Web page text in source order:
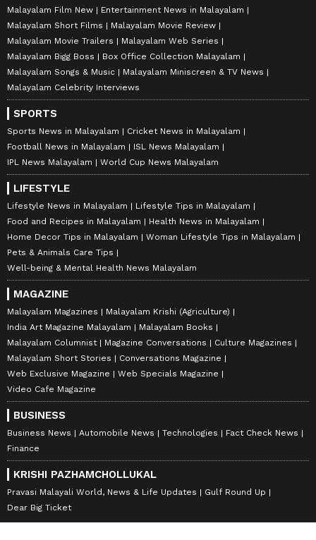
Malayalam Film New
Entertainment News in Malayalam
Malayalam Short Films
Malayalam Movie Review
Malayalam Movie Trailers
Malayalam Web Series
Malayalam Bigg Boss
Box Office Collection Malayalam
Malayalam Songs & Music
Malayalam Miniscreen & TV News
Malayalam Celebrity Interviews
SPORTS
Sports News in Malayalam
Cricket News in Malayalam
Football News in Malayalam
ISL News Malayalam
IPL News Malayalam
World Cup News Malayalam
LIFESTYLE
Lifestyle News in Malayalam
Lifestyle Tips in Malayalam
Food and Recipes in Malayalam
Health News in Malayalam
Home Decor Tips in Malayalam
Woman Lifestyle Tips in Malayalam
Pets & Animals Care Tips
Well-being & Mental Health News Malayalam
MAGAZINE
Malayalam Magazines
Malayalam Krishi (Agriculture)
India Art Magazine Malayalam
Malayalam Books
Malayalam Columnist
Magazine Conversations
Culture Magazines
Malayalam Short Stories
Conversations Magazine
Web Exclusive Magazine
Web Specials Magazine
Video Cafe Magazine
BUSINESS
Business News Automobile News Technologies
Fact Check News
Finance
KRISHI PAZHAMCHOLLUKAL
Pravasi Malayali World, News & Life Updates
Gulf Round Up
Dear Big Ticket